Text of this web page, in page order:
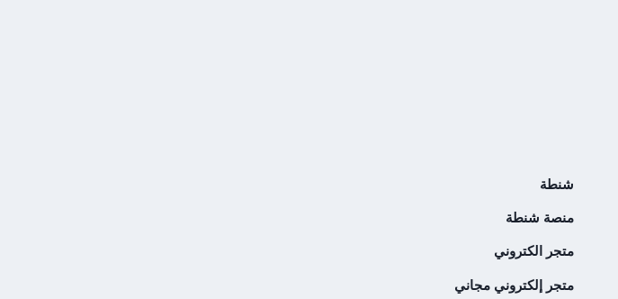
شنطة
منصة شنطة
متجر الكتروني
متجر إلكتروني مجاني